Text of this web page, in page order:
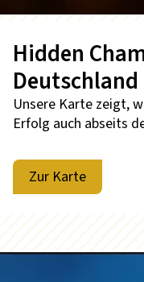
Hidden
Deutschland
Unsere Karte zeigt,
Erfolg auch abseits
Zur Karte